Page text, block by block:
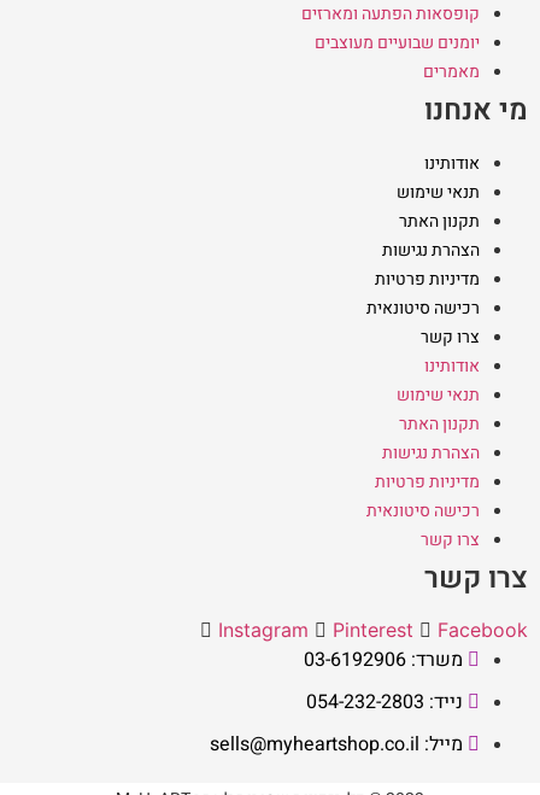
קופסאות הפתעה ומארזים
יומנים שבועיים מעוצבים
מאמרים
מי אנחנו
אודותינו
תנאי שימוש
תקנון האתר
הצהרת נגישות
מדיניות פרטיות
רכישה סיטונאית
צרו קשר
אודותינו
תנאי שימוש
תקנון האתר
הצהרת נגישות
מדיניות פרטיות
רכישה סיטונאית
צרו קשר
צרו קשר
Instagram Pinterest Facebook
משרד: 03-6192906
נייד: 054-232-2803
מייל: sells@myheartshop.co.il